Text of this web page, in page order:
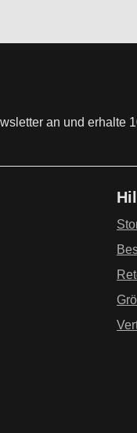
an und erhalte